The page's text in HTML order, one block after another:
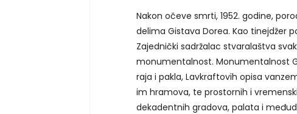
Nakon očeve smrti, 1952. godine,
delima Gistava Dorea. Kao tinejdžer
Zajednički sadržalac stvaralaštva
monumentalnost. Monumentalnost
raja i pakla, Lavkraftovih opisa
im hramova, te prostornih i
dekadentnih gradova, palata i